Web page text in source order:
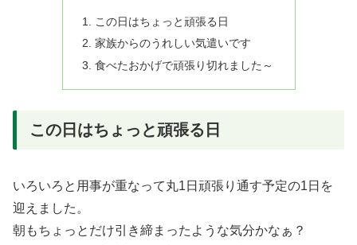
この日はちょっと頑張る日
家族からのうれしい気遣いです
食べたおかげで頑張り切れました～
この日はちょっと頑張る日
いろいろと用事が重なって丸1日頑張り通す予定の1日を
迎えました。
朝もちょっとだけ引き締まったような気分かなぁ？